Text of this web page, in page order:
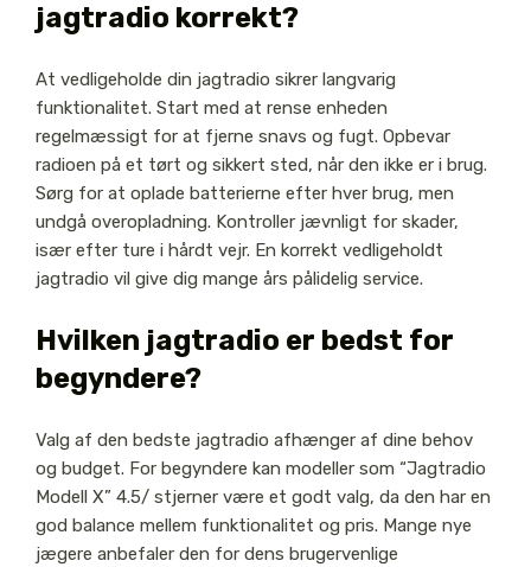
jagtradio korrekt?
At vedligeholde din jagtradio sikrer langvarig
funktionalitet. Start med at rense enheden
regelmæssigt for at fjerne snavs og fugt. Opbevar
radioen på et tørt og sikkert sted, når den ikke er i brug.
Sørg for at oplade batterierne efter hver brug, men
undgå overopladning. Kontroller jævnligt for skader,
især efter ture i hårdt vejr. En korrekt vedligeholdt
jagtradio vil give dig mange års pålidelig service.
Hvilken jagtradio er bedst for
begyndere?
Valg af den bedste jagtradio afhænger af dine behov
og budget. For begyndere kan modeller som “Jagtradio
Modell X” 4.5/ stjerner være et godt valg, da den har en
god balance mellem funktionalitet og pris. Mange nye
jægere anbefaler den for dens brugervenlige